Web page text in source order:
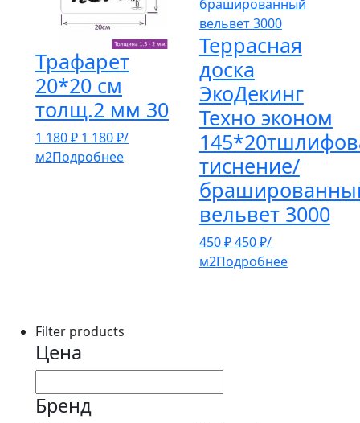
Трафарет
20*20 см
толщ.2 мм 30
1 180₽ 1 180₽/
м2Подробнее
Террасная
доска
ЭкоДекинг
Техно эконом
тиснение/
вельвет 3000
450₽450₽/
м2Подробнее
Filter products
Цена
Бренд